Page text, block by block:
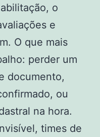
o
e
O que mais
perder um
documento,
ou
na hora.
times de